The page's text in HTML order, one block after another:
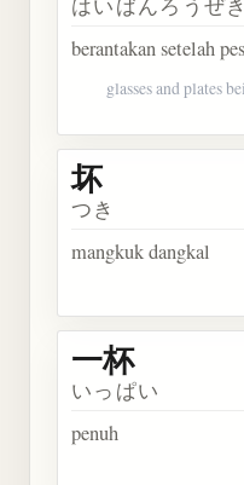
berantakan setelah
glasses and plates
坏
つき
mangkuk dangkal
一杯
いっぱい
penuh